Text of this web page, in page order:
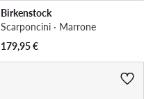
Birkenstock
Scarponcini · Marrone
179,95€